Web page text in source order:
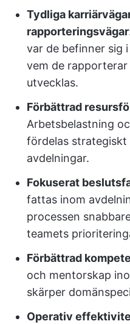
Tydliga
rapporteringsvägar
var de befinner sig
vem de
utvecklas.
Förbättrad
Arbetsbelastning
fördelas strategiskt
avdelningar.
Fokuserat
fattas inom
processen
teamets
Förbättrad
och mentorskap
skärper
Operativ